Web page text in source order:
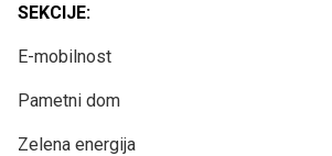
SEKCIJE:
E-mobilnost
Pametni dom
Zelena energija